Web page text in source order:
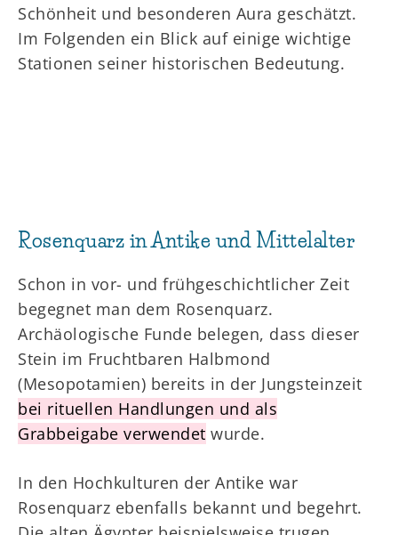
Schönheit und besonderen Aura geschätzt.
Im Folgenden ein Blick auf einige wichtige
Stationen seiner historischen Bedeutung.
Rosenquarz in Antike und Mittelalter
Schon in vor- und frühgeschichtlicher Zeit
begegnet man dem Rosenquarz.
Archäologische Funde belegen, dass dieser
Stein im Fruchtbaren Halbmond
(Mesopotamien) bereits in der Jungsteinzeit
bei rituellen Handlungen und als
Grabbeigabe verwendet wurde.
In den Hochkulturen der Antike war
Rosenquarz ebenfalls bekannt und begehrt.